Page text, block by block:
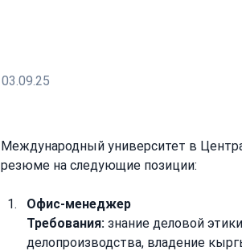
03.09.25
Международный университет в
резюме на следующие позиции:
Офис-менеджер
Требования: знание деловой
делопроизводства, владение